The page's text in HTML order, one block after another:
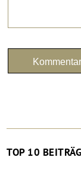
TOP 10